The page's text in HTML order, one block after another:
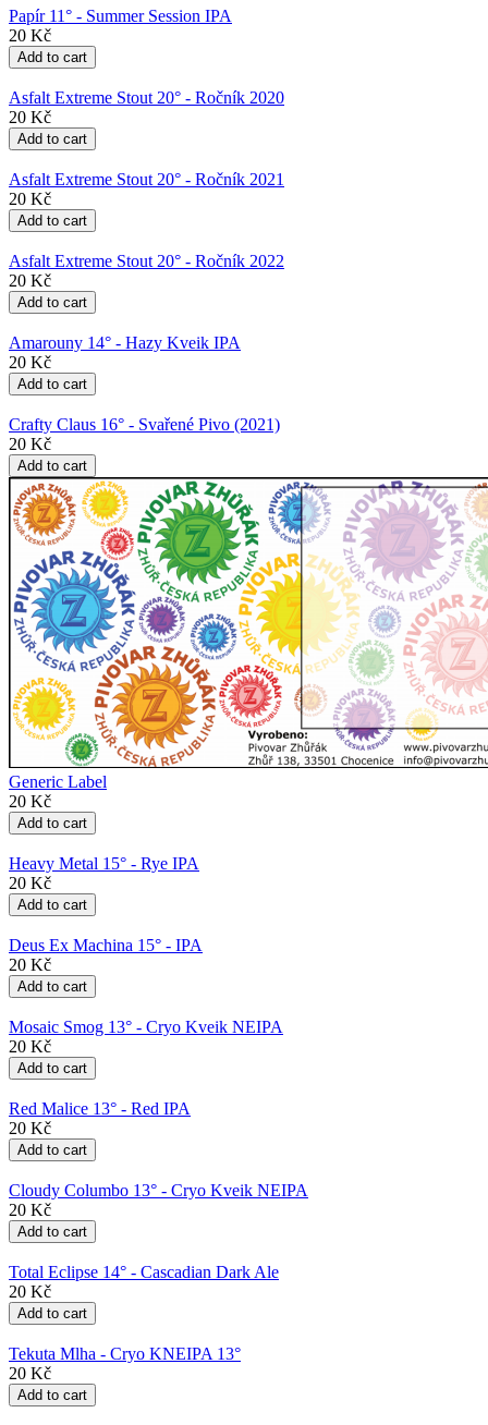
Papír 11° - Summer Session IPA
20 Kč
Asfalt Extreme Stout 20° - Ročník 2020
20 Kč
Asfalt Extreme Stout 20° - Ročník 2021
20 Kč
Asfalt Extreme Stout 20° - Ročník 2022
20 Kč
Amarouny 14° - Hazy Kveik IPA
20 Kč
Crafty Claus 16° - Svařené Pivo (2021)
20 Kč
Generic Label
20 Kč
Heavy Metal 15° - Rye IPA
20 Kč
Deus Ex Machina 15° - IPA
20 Kč
Mosaic Smog 13° - Cryo Kveik NEIPA
20 Kč
Red Malice 13° - Red IPA
20 Kč
Cloudy Columbo 13° - Cryo Kveik NEIPA
20 Kč
Total Eclipse 14° - Cascadian Dark Ale
20 Kč
Tekuta Mlha - Cryo KNEIPA 13°
20 Kč